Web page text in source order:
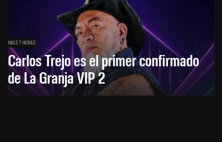
HACE 7 HORAS
Carlos Trejo es el primer confirmado
de La Granja VIP 2